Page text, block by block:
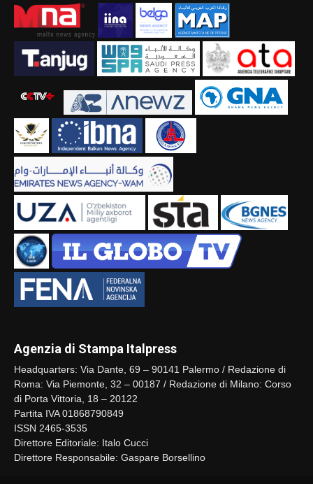
Agenzia di Stampa Italpress
Headquarters: Via Dante, 69 – 90141 Palermo / Redazione di
Roma: Via Piemonte, 32 – 00187 / Redazione di Milano: Corso
di Porta Vittoria, 18 – 20122
Partita IVA 01868790849
ISSN 2465-3535
Direttore Editoriale: Italo Cucci
Direttore Responsabile: Gaspare Borsellino